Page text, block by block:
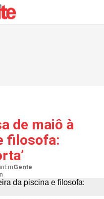
de maiô à
filosofa:
EmGente